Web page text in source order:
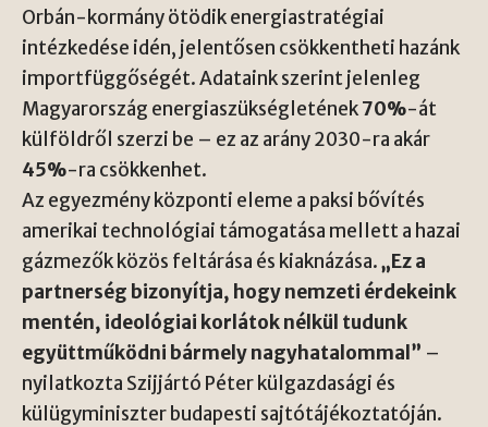
Orbán-kormány ötödik energiastratégiai
intézkedése idén, jelentősen csökkentheti hazánk
importfüggőségét. Adataink szerint jelenleg
Magyarország energiaszükségletének70%-át
külföldről szerzi be – ez az arány 2030-ra akár
45%-ra csökkenhet.
Az egyezmény központi eleme a paksi bővítés
amerikai technológiai támogatása mellett a hazai
gázmezők közös feltárása és kiaknázása.„Ez a
partnerség bizonyítja, hogy nemzeti érdekeink
mentén, ideológiai korlátok nélkül tudunk
együttműködni bármely nagyhatalommal” –
nyilatkozta Szijjártó Péter külgazdasági és
külügyminiszter budapesti sajtótájékoztatóján.